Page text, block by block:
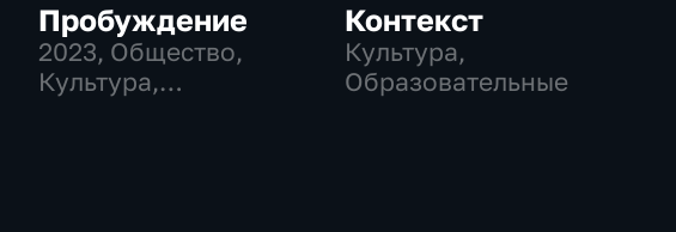
Пробуждение
2023, Общество,
Культура,
Контекст
Культура,
Образовательные